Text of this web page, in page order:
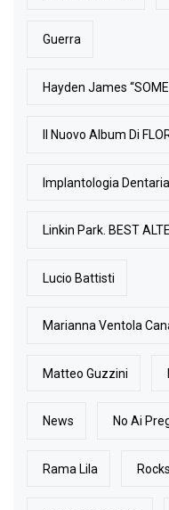
Guerra
Hayden James
Il Nuovo Album Di
Implantologia Dentaria
Linkin Park. BEST
Lucio Battisti
Marianna Ventola
Matteo Guzzini
News No Ai
Rama Lila